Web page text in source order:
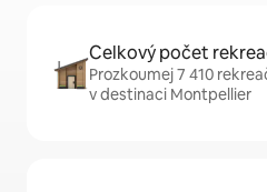
Celkový počet
Prozkoumej 7 410
v destinaci Montpellier